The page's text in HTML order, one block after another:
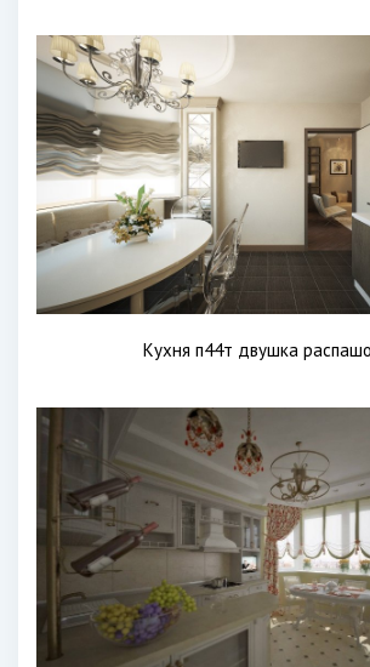
Кухня п44т двушка